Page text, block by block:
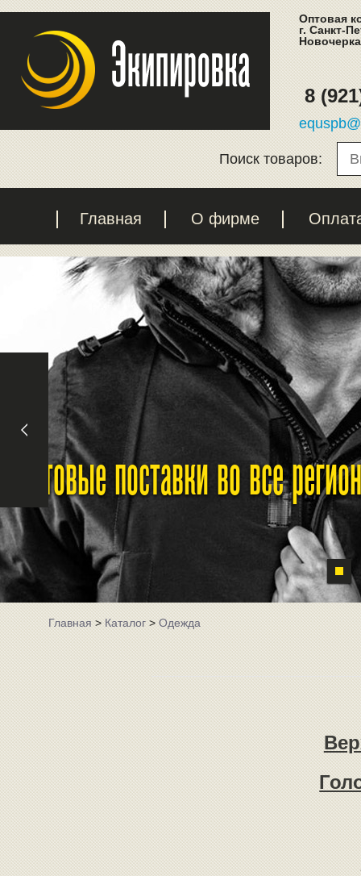
Оптовая
г. Санкт-
8
Поиск товаров:
Главная О фирме
Оптовые поставки во все
Главная>Каталог>Одежда